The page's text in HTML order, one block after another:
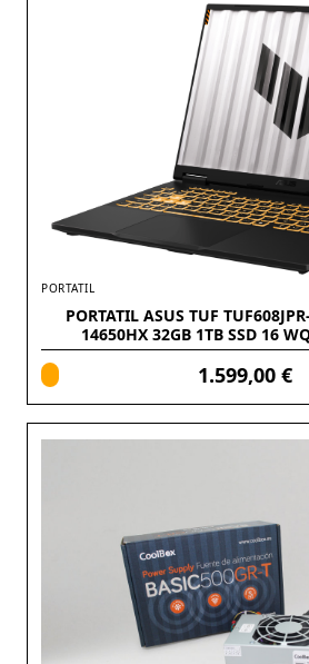
PORTATIL
PORTATIL ASUS TUF
14650HX 32GB 1TB SSD 16
1.599,00 €